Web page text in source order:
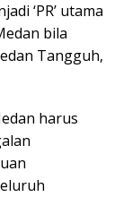
‘PR’ utama
bila
Tangguh,
harus